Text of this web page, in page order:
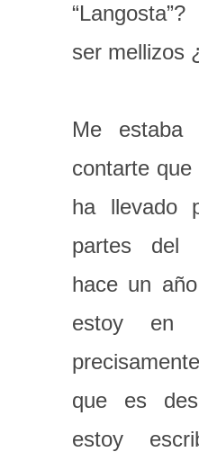
ser mellizos
Me estaba
contarte
ha llevado
partes del
hace un
estoy en
que es
estoy